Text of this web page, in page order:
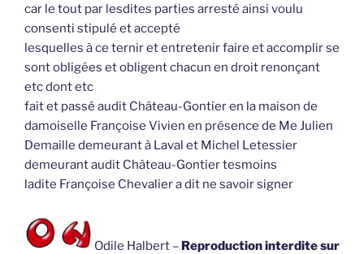
car le tout par lesdites parties arresté ainsi voulu
consenti stipulé et accepté
lesquelles à ce ternir et entretenir faire et accomplir se
sont obligées et obligent chacun en droit renonçant
etc dont etc
fait et passé audit Château-Gontier en la maison de
damoiselle Françoise Vivien en présence de Me Julien
Demaille demeurant à Laval et Michel Letessier
demeurant audit Château-Gontier tesmoins
ladite Françoise Chevalier a dit ne savoir signer
Odile Halbert – Reproduction interdite sur